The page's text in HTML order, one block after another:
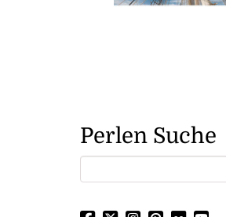
Perlen Suche